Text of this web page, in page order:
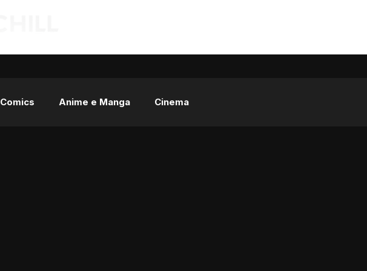
Comics Anime e Manga Cinema